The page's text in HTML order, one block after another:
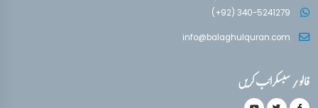
(+92) 340-5241279
info@balaghulquran.com
فالو / سبسکرائب کریں